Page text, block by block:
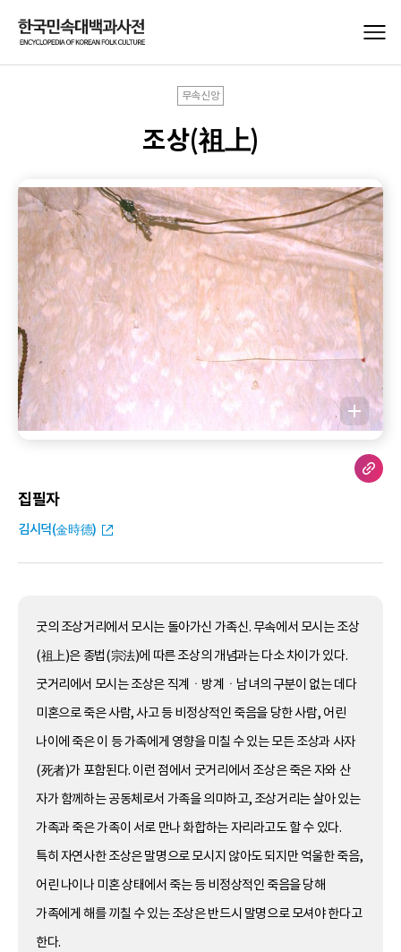
무속신앙
조상(祖上)
집필자
김시덕(金時德)
굿의 조상거리에서 모시는 돌아가신 가족신. 무속에서 모시는 조상
(祖上)은 종법(宗法)에 따른 조상의 개념과는 다소 차이가 있다.
굿거리에서 모시는 조상은 직계ㆍ방계ㆍ남녀의 구분이 없는 데다
미혼으로 죽은 사람, 사고 등 비정상적인 죽음을 당한 사람, 어린
나이에 죽은 이 등 가족에게 영향을 미칠 수 있는 모든 조상과 사자
(死者)가 포함된다. 이런 점에서 굿거리에서 조상은 죽은 자와 산
자가 함께하는 공동체로서 가족을 의미하고, 조상거리는 살아 있는
가족과 죽은 가족이 서로 만나 화합하는 자리라고도 할 수 있다.
특히 자연사한 조상은 말명으로 모시지 않아도 되지만 억울한 죽음,
어린 나이나 미혼 상태에서 죽는 등 비정상적인 죽음을 당해
가족에게 해를 끼칠 수 있는 조상은 반드시 말명으로 모셔야 한다고
한다.